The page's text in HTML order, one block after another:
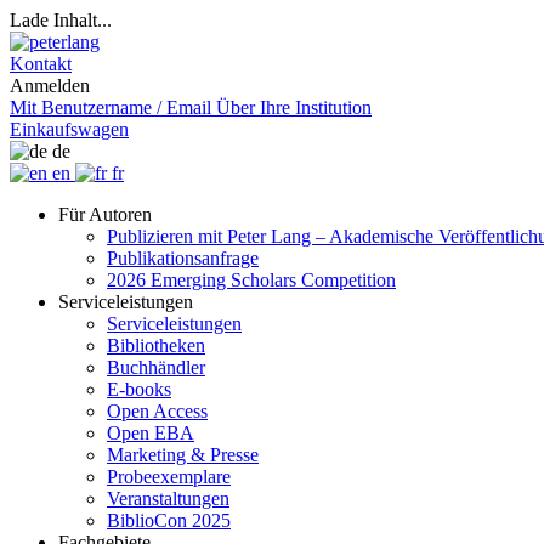
Lade Inhalt...
Kontakt
Anmelden
Mit Benutzername / Email Über Ihre Institution
Einkaufswagen
de
en
fr
Für Autoren
Publizieren mit Peter Lang – Akademische
Publikationsanfrage
2026 Emerging Scholars Competition
Serviceleistungen
Serviceleistungen
Bibliotheken
Buchhändler
E-books
Open Access
Open EBA
Marketing & Presse
Probeexemplare
Veranstaltungen
BiblioCon 2025